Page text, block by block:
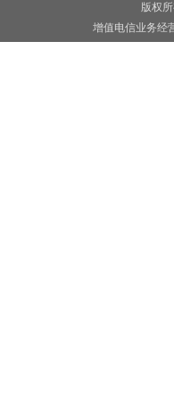
版权
增值电信业务经